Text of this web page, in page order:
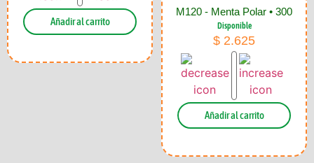
Añadir al carrito
M120 - Menta Polar • 300
Disponible
$ 2.625
Añadir al carrito